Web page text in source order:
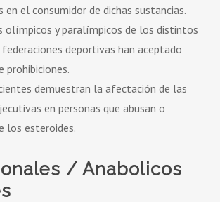
en el consumidor de dichas sustancias.
olímpicos y paralímpicos de los distintos
deportivas han aceptado
prohibiciones.
demuestran la afectación de las
en personas que abusan o
los esteroides.
/ Anabolicos